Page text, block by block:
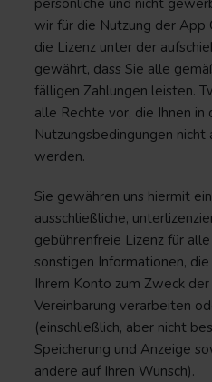
persönliche und nicht
wir für die Nutzung der App
die Lizenz unter der
gewährt, dass Sie alle
fälligen Zahlungen leisten.
alle Rechte vor, die Ihnen in
Nutzungsbedingungen
werden.
Sie gewähren uns hiermit
ausschließliche,
gebührenfreie Lizenz für
sonstigen Informationen,
Ihrem Konto zum Zweck
Vereinbarung verarbeiten
(einschließlich, aber nicht
Speicherung und Anzeige
andere auf Ihren Wunsch).